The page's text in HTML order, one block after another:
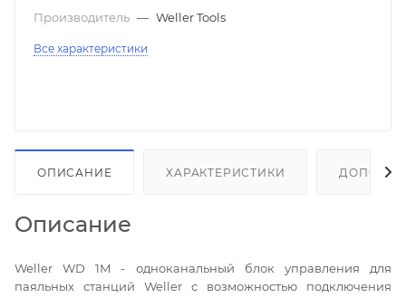
Производитель — Weller Tools
Все характеристики
ОПИСАНИЕ ХАРАКТЕРИСТИКИ
Описание
Weller WD 1M - одноканальный блок управления для
паяльных станций Weller с возможностью подключения